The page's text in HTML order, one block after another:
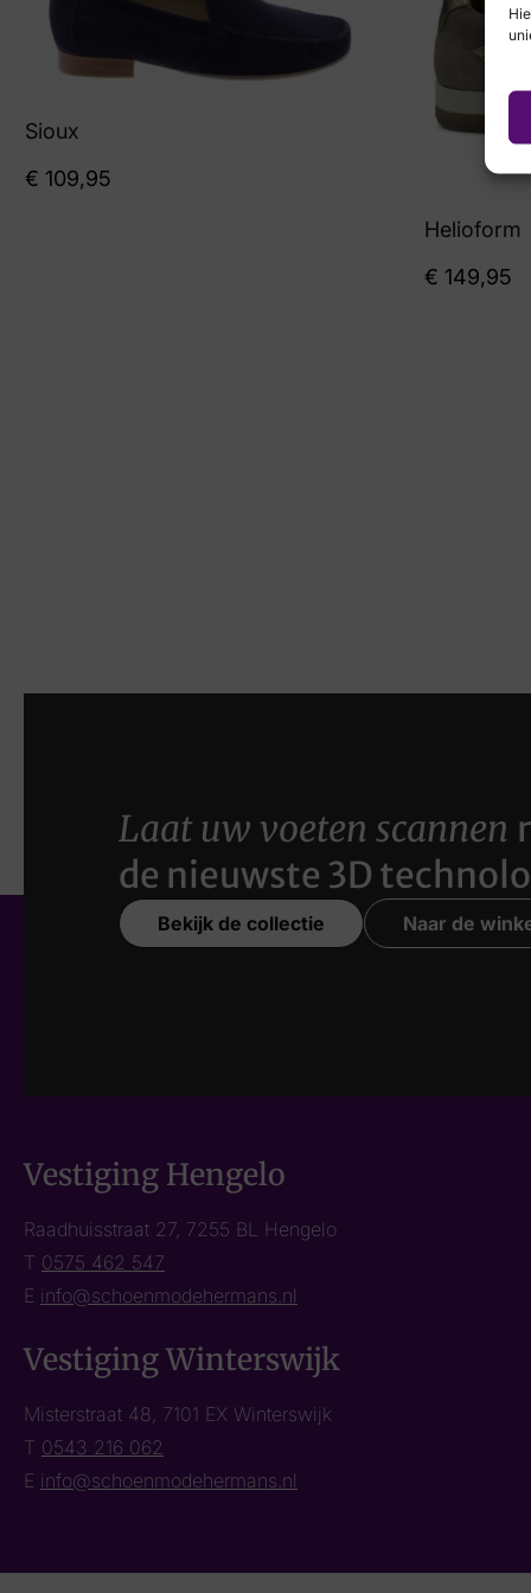
Sioux
€ 109,95
Helioform
€ 149,95
Laat uw voeten scannen
de nieuwste 3D
Bekijk de collectie Naar de
Vestiging Hengelo
Raadhuisstraat 27, 7255 BL Hengelo
T 0575 462 547
E info@schoenmodehermans.nl
Vestiging Winterswijk
Misterstraat 48, 7101 EX Winterswijk
T 0543 216 062
E info@schoenmodehermans.nl